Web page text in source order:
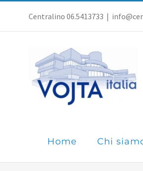
al
Centralino 06.5413733 |
Home Chi